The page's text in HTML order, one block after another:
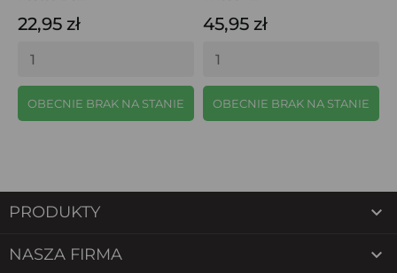
22,95 zł
OBECNIE BRAK NA STANIE
45,95 zł
OBECNIE BRAK NA STANIE
PRODUKTY 
NASZA FIRMA 